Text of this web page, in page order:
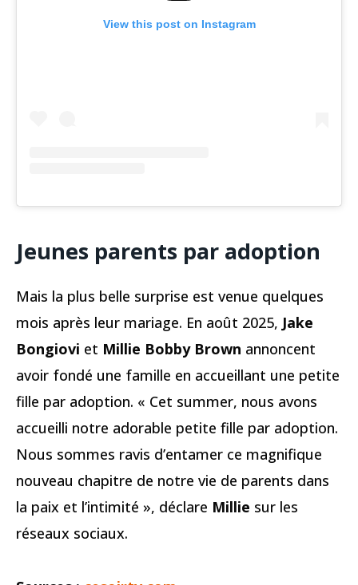
View this post on Instagram
Jeunes parents par adoption
Mais la plus belle surprise est venue quelques
mois après leur mariage. En août 2025, Jake
Bongiovi et Millie Bobby Brown annoncent
avoir fondé une famille en accueillant une petite
fille par adoption. « Cet summer, nous avons
accueilli notre adorable petite fille par adoption.
Nous sommes ravis d’entamer ce magnifique
nouveau chapitre de notre vie de parents dans
la paix et l’intimité », déclare Millie sur les
réseaux sociaux.